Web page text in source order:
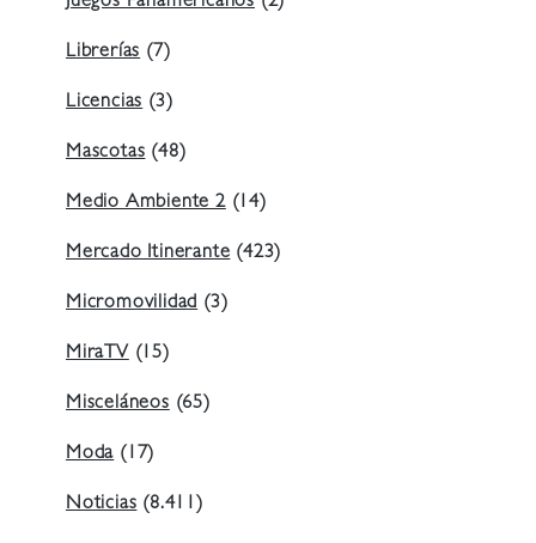
Librerías (7)
Licencias (3)
Mascotas (48)
Medio Ambiente 2(14)
Mercado Itinerante (423)
Micromovilidad (3)
MiraTV (15)
Misceláneos (65)
Moda (17)
Noticias (8.411)